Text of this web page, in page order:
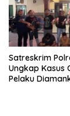
Satreskrim
Ungkap Kasus
Pelaku